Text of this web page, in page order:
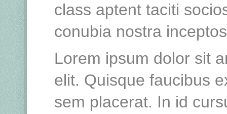
class aptent taciti
conubia nostra
Lorem ipsum dolor sit
elit. Quisque faucibus
sem placerat. In id